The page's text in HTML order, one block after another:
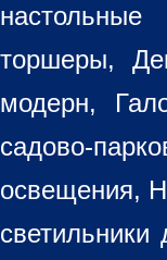
торшеры,
модерн,
садово-
освещения,